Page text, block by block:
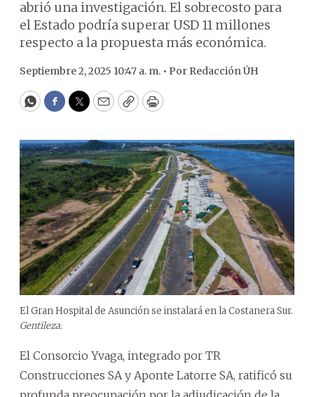
abrió una investigación. El sobrecosto para
el Estado podría superar USD 11 millones
respecto a la propuesta más económica.
Septiembre 2, 2025 10:47 a. m. • Por Redacción ÚH
WhatsApp
Facebook
Twitter
EmailCopyPrint
El Gran Hospital de Asunción se instalará en la Costanera Sur.
Gentileza.
El Consorcio Yvaga, integrado por TR
Construcciones SA y Aponte Latorre SA, ratificó su